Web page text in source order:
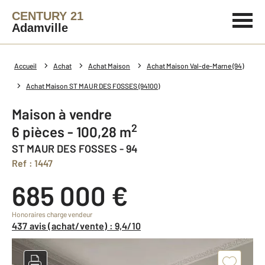
CENTURY 21
Adamville
Accueil Achat Achat Maison Achat Maison Val-de-Marne (94)
Achat Maison ST MAUR DES FOSSES (94100)
Maison à vendre
6 pièces - 100,28 m2
ST MAUR DES FOSSES - 94
Ref : 1447
685 000 €
Honoraires charge vendeur
437 avis (achat/vente) : 9,4/10